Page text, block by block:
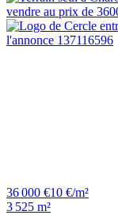
36 000 €10 €/m²
3 525 m²